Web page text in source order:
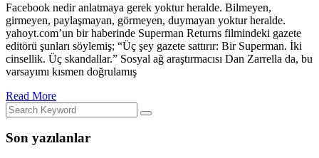
Facebook nedir anlatmaya gerek yoktur heralde. Bilmeyen,
girmeyen, paylaşmayan, görmeyen, duymayan yoktur heralde.
yahoyt.com’un bir haberinde Superman Returns filmindeki gazete
editörü şunları söylemiş; “Üç şey gazete sattırır: Bir Superman. İki
cinsellik. Üç skandallar.” Sosyal ağ araştırmacısı Dan Zarrella da, bu
varsayımı kısmen doğrulamış
Read More
Son yazılanlar